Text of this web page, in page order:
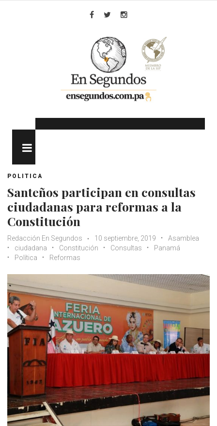
POLITICA
Santeños participan en consultas
ciudadanas para reformas a la
Constitución
Redacción En Segundos 10 septiembre, 2019
Asamblea
ciudadana
Constitución Consultas
Panamá
Política
Reformas